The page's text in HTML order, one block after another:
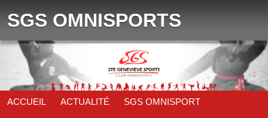
SGS OMNISPORTS
ACCUEIL ACTUALITÉ SGS OMNISPORT